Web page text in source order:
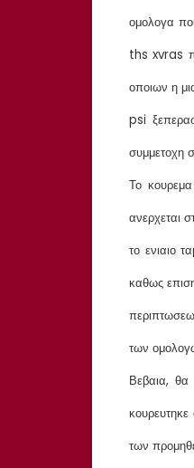
ομολογα
ths xvras
οποιων η
psi
συμμετοχη
Το
ανερχεται
το ενιαιο
καθως
των
Βεβαια, θα
των